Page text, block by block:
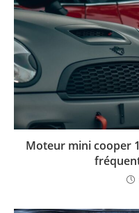
Moteur mini cooper